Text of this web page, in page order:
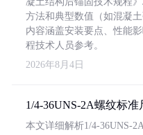
方法和典型数值（如混凝土
内容涵盖安装要点、性能
程技术人员参考。
2026年8月4日
1/4-36UNS-2A螺纹标准
本文详细解析1/4-36UNS-